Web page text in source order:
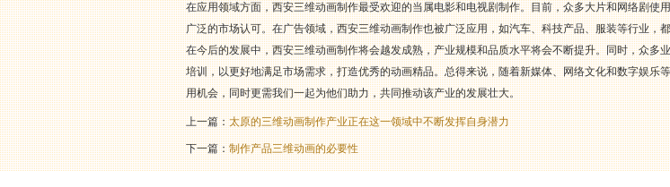
在应用领域方面，西安三维动画制作最受欢迎的当属电影和电视剧制作。目前，众多大片和网络剧
广泛的市场认可。在广告领域，西安三维动画制作也被广泛应用，如汽车、科技产品、服装等行业，
在今后的发展中，西安三维动画制作将会越发成熟，产业规模和品质水平将会不断提升。同时，众
培训，以更好地满足市场需求，打造优秀的动画精品。总得来说，随着新媒体、网络文化和数字娱
用机会，同时更需我们一起为他们助力，共同推动该产业的发展壮大。
上一篇：太原的三维动画制作产业正在这一领域中不断发挥自身潜力
下一篇：制作产品三维动画的必要性